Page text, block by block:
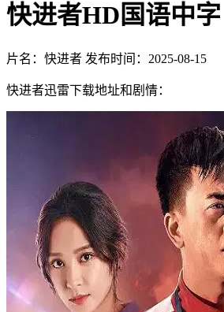
快进者HD国语中字
片名：快进者 发布时间：2025-08-15
快进者迅雷下载地址和剧情：